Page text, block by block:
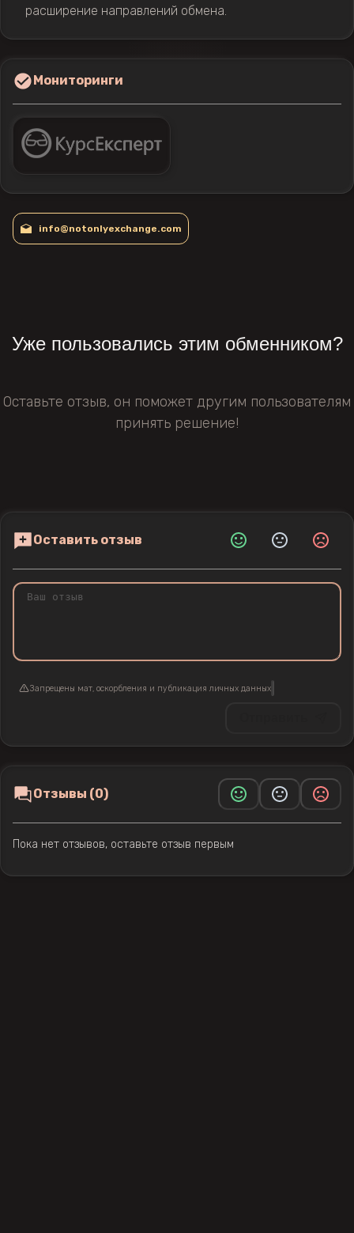
расширение направлений обмена.
Мониторинги
info@notonlyexchange.com
Уже пользовались этим обменником?
Оставьте отзыв, он поможет другим пользователям
принять решение!
Оставить отзыв
Запрещены мат, оскорбления и публикация личных данных
Отзывы (0)
Пока нет отзывов, оставьте отзыв первым